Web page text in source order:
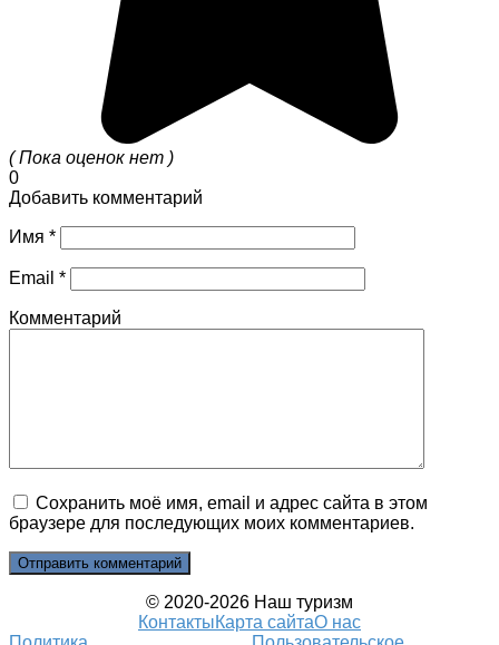
( Пока оценок нет )
0
Добавить комментарий
Имя *
Email *
Комментарий
Сохранить моё имя, email и адрес сайта в этом
браузере для последующих моих комментариев.
© 2020-2026 Наш туризм
КонтактыКарта сайтаО нас